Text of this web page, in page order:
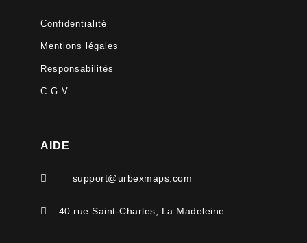
Confidentialité
Mentions légales
Responsabilités
C.G.V
AIDE
 support@urbexmaps.com
 40 rue Saint-Charles, La Madeleine